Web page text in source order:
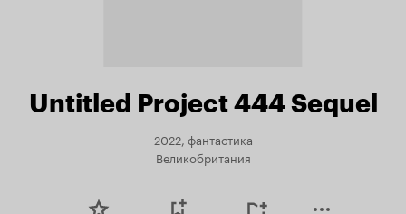
Untitled Project 444 Sequel
2022, фантастика
Великобритания